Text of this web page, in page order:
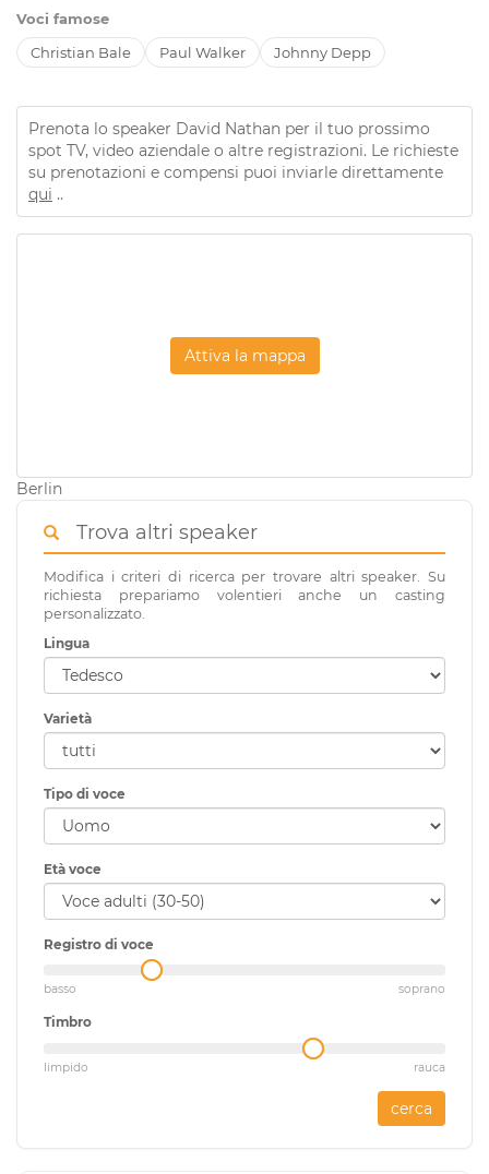
Voci famose
Christian Bale
Paul Walker Johnny Depp
Prenota lo speaker David Nathan per il tuo prossimo
spot TV, video aziendale o altre registrazioni. Le richieste
su prenotazioni e compensi puoi inviarle direttamente
qui ..
Attiva la mappa
Berlin
Trova altri speaker
Modifica i criteri di ricerca per trovare altri speaker. Su
richiesta prepariamo volentieri anche un casting
personalizzato.
Lingua
Varietà
Tipo di voce
Età voce
Registro di voce
basso soprano
Timbro
limpido rauca
cerca